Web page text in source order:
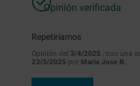
Opinión verificada
Repetiríamos
Opinión del 3/4/2025 , tras una
23/3/2025 por Maria Jose R.